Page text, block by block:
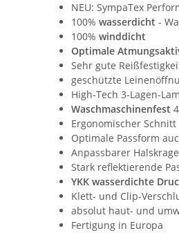
NEU: SympaTex
100% wasserdicht -
100% winddicht
Optimale
Sehr gute
geschützte
High-Tech 3-Lagen-
Waschmaschinenfest
Ergonomischer Schnitt
Optimale Passform
Anpassbarer
Stark reflektierende
YKK wasserdichte
Klett- und Clip-
absolut haut- und
Fertigung in Europa